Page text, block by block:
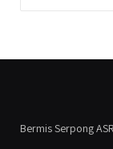
Bermis Serpong